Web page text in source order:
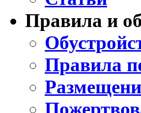
Правила и
Правила